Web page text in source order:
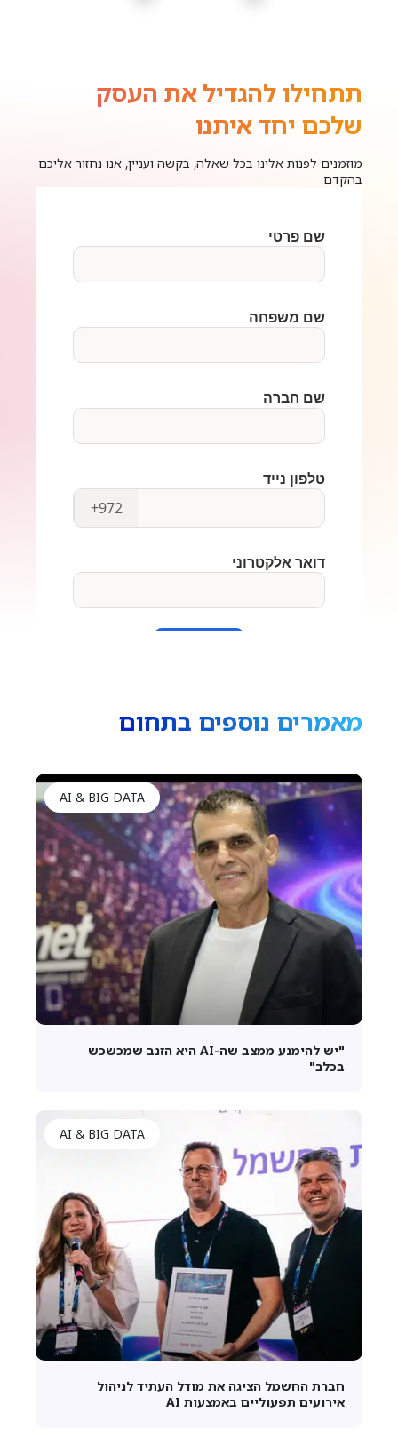
תתחילו להגדיל את העסק
שלכם יחד איתנו
מוזמנים לפנות אלינו בכל שאלה, בקשה ועניין, אנו נחזור אליכם
בהקדם
מאמרים נוספים בתחום
AI & BIG DATA
"יש להימנע ממצב שה-AI היא הזנב שמכשכש
בכלב"
AI & BIG DATA
חברת החשמל הציגה את מודל העתיד לניהול
אירועים תפעוליים באמצעות AI